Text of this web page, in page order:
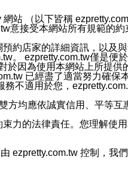
您能依照該資料或電子郵
個條件者，將可收到通知型
站 （以下皆稱
意接受本網站所有規範的約
約店家的詳細資訊，以及
。 ezpretty.com.tw僅是便
因為使用本網站上所提
已經盡了適當努力確保
不適用於您，
均應依誠實信用、平等互
力的法律責任。您理解使
ezpretty.com.tw 控制，我